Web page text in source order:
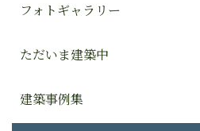
フォトギャラリー
ただいま建築中
建築事例集